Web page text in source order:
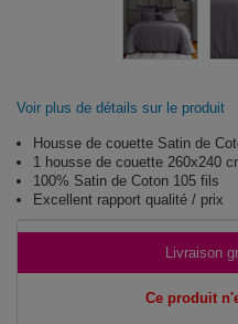
Voir plus de détails sur le produit
Housse de couette Satin de
1 housse de couette 260x240
100% Satin de Coton 105 fils
Excellent rapport qualité / prix
Livraison
Ce produit